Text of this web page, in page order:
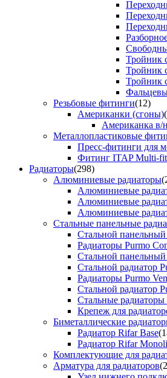
Тройник
Тройник
Тройник
Резьбовые фитинги(12)
Американки (сгоны)
Американка в/
Металлопластиковые
Пресс-фитинги для
Фитинг ITAP Multi-
Радиаторы(298)
Алюминиевые радиаторы
Алюминиевые
Алюминиевые
Алюминиевые
Стальные панельные
Стальной панельный
Радиаторы Purmo
Стальной панельный
Стальной радиатор
Радиаторы Purmo
Стальной радиатор
Стальные
Крепеж для
Биметаллические
Радиатор Rifar Base
Радиатор Rifar
Комплектующие для
Арматура для радиаторов